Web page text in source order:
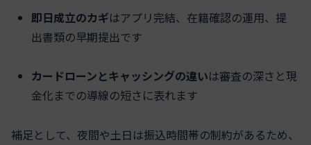
即日成立のカギはアプリ完結、在籍確認の運用、提
出書類の早期提出です
カードローンとキャッシングの違いは審査の深さと現
金化までの導線の短さに表れます
補足として、夜間や土日は振込時間帯の制約があるため、